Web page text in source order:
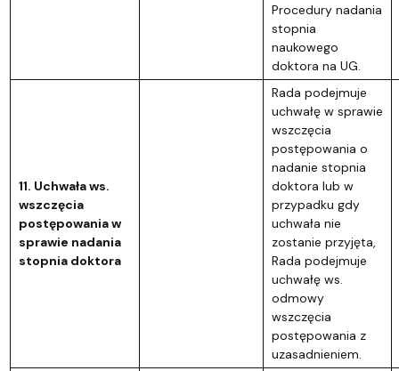
Procedury nadania
stopnia
naukowego
doktora na UG.
11. Uchwała ws.
wszczęcia
postępowania w
sprawie nadania
stopnia doktora
Rada podejmuje
uchwałę w sprawie
wszczęcia
postępowania o
nadanie stopnia
doktora lub w
przypadku gdy
uchwała nie
zostanie przyjęta,
Rada podejmuje
uchwałę ws.
odmowy
wszczęcia
postępowania z
uzasadnieniem.